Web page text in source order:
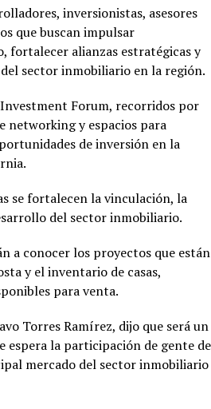
inversionistas, asesores
que buscan impulsar
fortalecer alianzas estratégicas y
sector inmobiliario en la región.
Forum, recorridos por
networking y espacios para
de inversión en la
se fortalecen la vinculación, la
del sector inmobiliario.
a conocer los proyectos que están
y el inventario de casas,
para venta.
Torres Ramírez, dijo que será un
espera la participación de gente de
mercado del sector inmobiliario